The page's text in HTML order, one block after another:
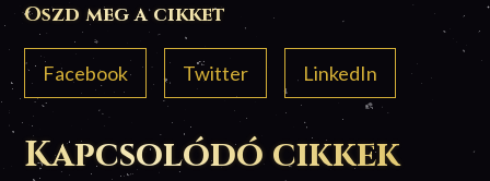
Oszd meg a cikket
Facebook Twitter LinkedIn
Kapcsolódó cikkek